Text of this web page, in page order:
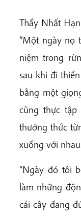
Thầy Nhất
“Một ngày nọ
niệm trong
sau khi đi
bằng một
cũng thực
thưởng thức
xuống với
“Ngày đó tôi
làm những
cái cây đang